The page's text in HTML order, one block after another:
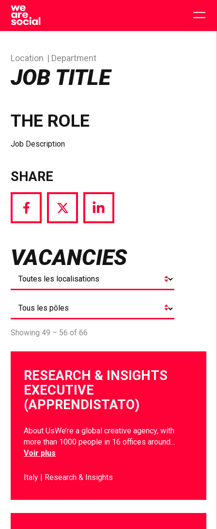
Skip
content
JOB TITLE
Location Department
THE ROLE
Job Description
SHARE
Share
via
Share
via
Share
via
VACANCIES
Showing 49 – 56 of 66
RESEARCH & INSIGHTS
EXECUTIVE
(APPRENDISTATO)
About UsWe’re a global creative agency, with
more than 1000 people in 16 offices around…
Voir plus
Italy Research & Insights